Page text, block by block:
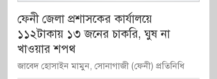
ফেনী জেলা প্রশাসকের কার্যালয়ে
১১২টাকায় ১৩ জনের চাকরি, ঘুষ না
খাওয়ার শপথ
জাবেদ হোসাইন মামুন, সোনাগাজী (ফেনী) প্রতিনিধি